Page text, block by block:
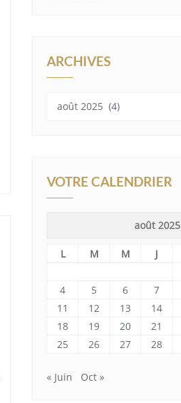
ARCHIVES
Archives
VOTRE CALENDRIER
août 2025
L M M J
4
5 6 7
11
12 13 14
18
19 20 21
25
26 27 28
« Juin Oct »